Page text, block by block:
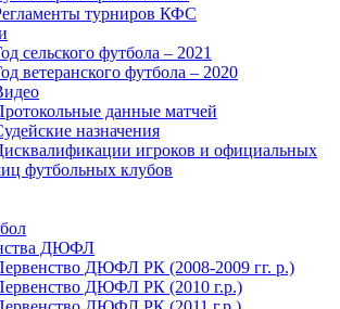
турниров КФС
сельского футбола – 2021
ветеранского футбола – 2020
данные матчей
назначения
игроков и официальных
футбольных клубов
ДЮФЛ
ДЮФЛ РК (2008-2009 гг. р.)
ДЮФЛ РК (2010 г.р.)